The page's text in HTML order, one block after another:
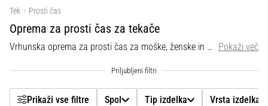
prizadele
tekača,
bodisi
bodisi
Kateri…
Tek Prosti čas
Oprema za prosti čas za tekače
Vrhunska oprema za prosti čas za moške, ženske in otroke sedaj v akciji. Premium majice, hlače, kratke hlače in druga oblačila. Pokaži več
Prikaži vse filtre Spol Tip izdelka Vrsta izdelka
Tip izdelka
Vrsta izdelka
Blagovna znamka